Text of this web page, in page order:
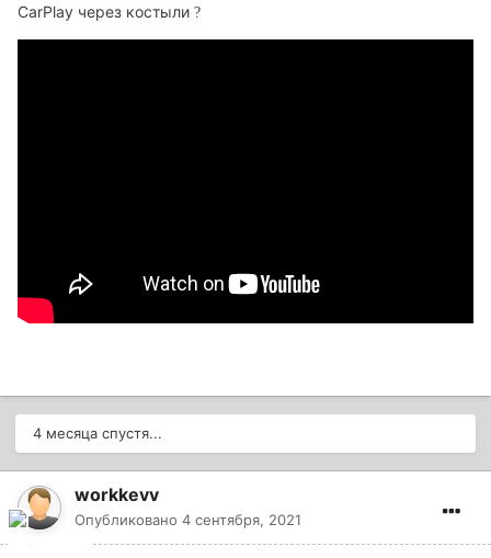
CarPlay через костыли ?
4 месяца спустя...
workkevv
Опубликовано 4 сентября, 2021